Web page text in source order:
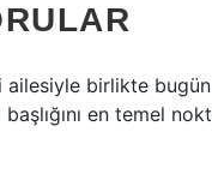
ailesiyle birlikte
en temel